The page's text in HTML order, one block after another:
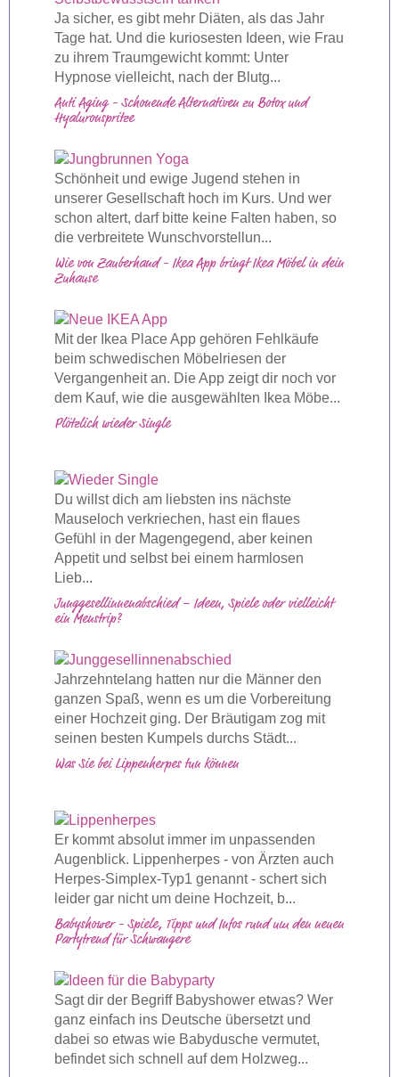
Ja sicher, es gibt mehr Diäten, als das Jahr
Tage hat. Und die kuriosesten Ideen, wie Frau
zu ihrem Traumgewicht kommt: Unter
Hypnose vielleicht, nach der Blutg...
Anti Aging - Schonende Alternativen zu Botox und
Hyaluronspritze
Schönheit und ewige Jugend stehen in
unserer Gesellschaft hoch im Kurs. Und wer
schon altert, darf bitte keine Falten haben, so
die verbreitete Wunschvorstellun...
Wie von Zauberhand - Ikea App bringt Ikea Möbel in dein
Zuhause
Mit der Ikea Place App gehören Fehlkäufe
beim schwedischen Möbelriesen der
Vergangenheit an. Die App zeigt dir noch vor
dem Kauf, wie die ausgewählten Ikea Möbe...
Plötzlich wieder Single
Du willst dich am liebsten ins nächste
Mauseloch verkriechen, hast ein flaues
Gefühl in der Magengegend, aber keinen
Appetit und selbst bei einem harmlosen
Lieb...
Junggesellinnenabschied – Ideen, Spiele oder vielleicht
ein Menstrip?
Jahrzehntelang hatten nur die Männer den
ganzen Spaß, wenn es um die Vorbereitung
einer Hochzeit ging. Der Bräutigam zog mit
seinen besten Kumpels durchs Städt...
Was Sie bei Lippenherpes tun können
Er kommt absolut immer im unpassenden
Augenblick. Lippenherpes - von Ärzten auch
Herpes-Simplex-Typ1 genannt - schert sich
leider gar nicht um deine Hochzeit, b...
Babyshower - Spiele, Tipps und Infos rund um den neuen
Partytrend für Schwangere
Sagt dir der Begriff Babyshower etwas? Wer
ganz einfach ins Deutsche übersetzt und
dabei so etwas wie Babydusche vermutet,
befindet sich schnell auf dem Holzweg...